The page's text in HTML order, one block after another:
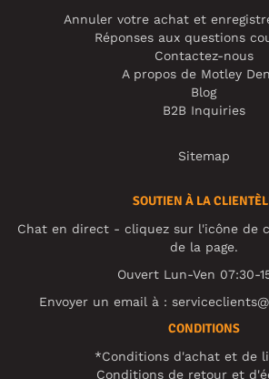
Annuler votre achat et
Réponses aux questions
Contactez-nous
A propos de Motley
Blog
B2B Inquiries
Sitemap
SOUTIEN À LA
Chat en direct - cliquez sur l'icône de
de la page.
Ouvert Lun-Ven 07:30-
Envoyer un email à :
CONDITIONS
*Conditions d'achat et de
Conditions de retour et